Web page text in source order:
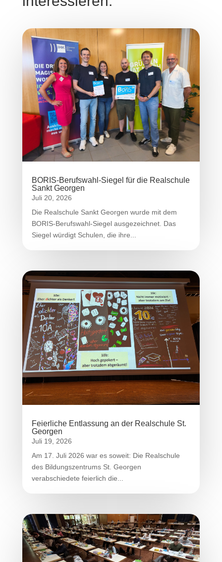
BORIS-Berufswahl-Siegel für die Realschule
Sankt Georgen
Juli 20, 2026
Die Realschule Sankt Georgen wurde mit dem
BORIS-Berufswahl-Siegel ausgezeichnet. Das
Siegel würdigt Schulen, die ihre...
Feierliche Entlassung an der Realschule St.
Georgen
Juli 19, 2026
Am 17. Juli 2026 war es soweit: Die Realschule
des Bildungszentrums St. Georgen
verabschiedete feierlich die...